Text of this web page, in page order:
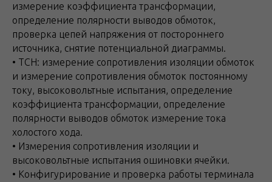
измерение коэффициента трансформации,
определение полярности выводов обмоток,
проверка цепей напряжения от постороннего
источника, снятие потенциальной диаграммы.
• ТСН: измерение сопротивления изоляции обмоток
и измерение сопротивления обмоток постоянному
току, высоковольтные испытания, определение
коэффициента трансформации, определение
полярности выводов обмоток измерение тока
холостого хода.
• Измерения сопротивления изоляции и
высоковольтные испытания ошиновки ячейки.
• Конфигурирование и проверка работы терминала